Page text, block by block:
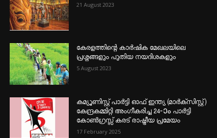
21 August 2023
കേരളത്തിന്റെ കാർഷിക മേഖലയിലെ
പ്രശ്നങ്ങളും പുതിയ നയദിശകളും
5 August 2023
കമ്യൂണിസ്റ്റ് പാർട്ടി ഓഫ് ഇന്ത്യ (മാർക്സിസ്റ്റ്)
കേന്ദ്രകമ്മിറ്റി അംഗീകരിച്ച 24‐ാം പാർട്ടി
കോൺഗ്രസ്സ് കരട് രാഷ്ട്രീയ പ്രമേയം
17 February 2025